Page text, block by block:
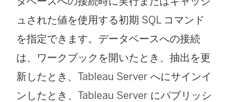
ィ
ン
ド
ウ
で
ュされた値を使用する初期 SQL コマンド
を指定できます。データベースへの接続
は、ワークブックを開いたとき、抽出を更
新したとき、Tableau Server へにサインイ
ンしたとき、Tableau Server にパブリッシ